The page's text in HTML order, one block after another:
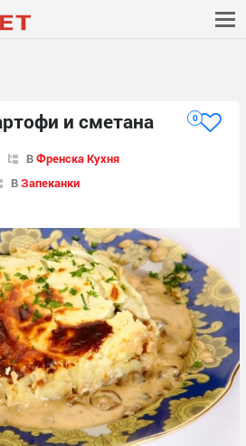
и сметана 0
ВФренска Кухня
ВЗапеканки